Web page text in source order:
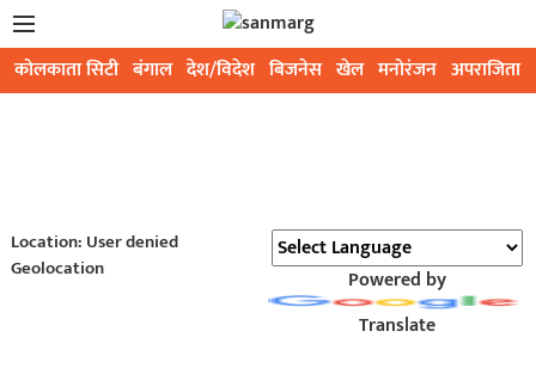
कोलकाता सिटी बंगाल देश/विदेश बिजनेस खेल मनोरंजन अपराजिता
Location: User denied
Geolocation
Powered by
Translate